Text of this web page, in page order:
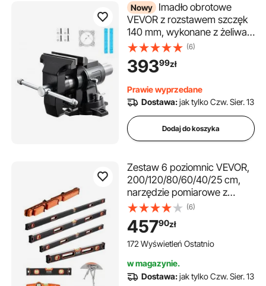
Nowy Imadło obrotowe
VEVOR z rozstawem szczęk
140 mm, wykonane z żeliwa
sferoidalnego, wielofunkcyjne
imadło warsztatowe z
blokowaną obrotową
głębokość zacisku 70 mm,
rozstaw szczęk 125 mm,
kolor czarny
(6)
39399zł
Prawie wyprzedane
Dostawa:jak tylko Czw. Sier. 13
Dodaj do koszyka
Zestaw 6 poziomnic VEVOR,
200/120/80/60/40/25 cm,
narzędzie pomiarowe z
fiolkami do pomiaru
45/90/180 stopni,
magnetyczne narzędzie do
poziomowania wykonane ze
wstrząsy, skala SAE i
metryczna
(6)
45790zł
172 Wyświetleń Ostatnio
w magazynie.
Dostawa:jak tylko Czw. Sier. 13